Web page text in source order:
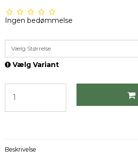
Ingen bedømmelse
Vælg Størrelse
Vælg Variant
Beskrivelse